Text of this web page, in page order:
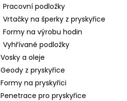
Pracovní podložky
Vrtačky na šperky z pryskyřice
Formy na výrobu hodin
Vyhřívané podložky
Vosky a oleje
Geody z pryskyřice
Formy na pryskyřici
Penetrace pro pryskyřice